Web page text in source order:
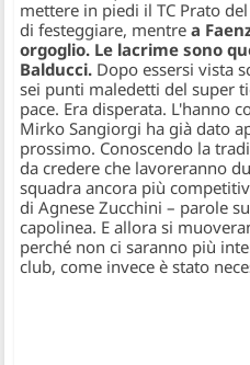
mettere in piedi il TC Prato
di festeggiare, mentrea
orgoglio. Le lacrime sono
Balducci. Dopo essersi vista
sei punti maledetti del super
pace. Era disperata. L'hanno
Mirko Sangiorgi ha già dato
prossimo. Conoscendo la
da credere che lavoreranno
squadra ancora più
di Agnese Zucchini – parole
capolinea. E allora si
perché non ci saranno più
club, come invece è stato